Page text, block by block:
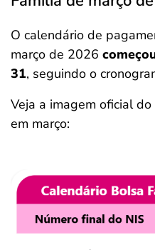
O calendário de
março de 2026
31, seguindo o
Veja a imagem oficial
em março: